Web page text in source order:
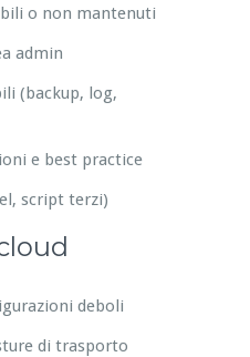
o non mantenuti
admin
(backup, log,
e best practice
script terzi)
deboli
di trasporto